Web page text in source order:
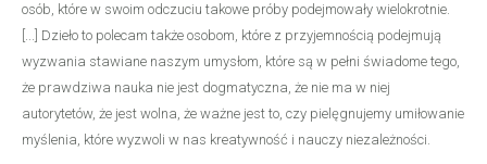
osób, które w swoim odczuciu takowe próby podejmowały wielokrotnie.
[...] Dzieło to polecam także osobom, które z przyjemnością podejmują
wyzwania stawiane naszym umysłom, które są w pełni świadome tego,
że prawdziwa nauka nie jest dogmatyczna, że nie ma w niej
autorytetów, że jest wolna, że ważne jest to, czy pielęgnujemy umiłowanie
myślenia, które wyzwoli w nas kreatywność i nauczy niezależności.